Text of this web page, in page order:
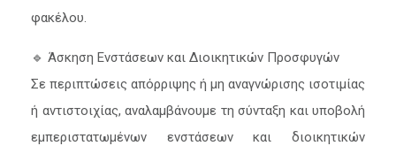
φακέλου.
🔹 Άσκηση Ενστάσεων και Διοικητικών Προσφυγών
Σε περιπτώσεις απόρριψης ή μη αναγνώρισης ισοτιμίας
ή αντιστοιχίας, αναλαμβάνουμε τη σύνταξη και υποβολή
εμπεριστατωμένων ενστάσεων και διοικητικών